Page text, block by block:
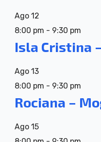
Ago 12
8:00 pm - 9:30 pm
Isla Cristina
Ago 13
8:00 pm - 9:30 pm
Rociana –
Ago 15